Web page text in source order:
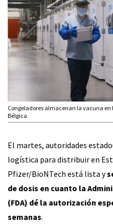
Congeladores almacenan la vacuna
Bélgica
El martes, autoridades
logística para distribuir en
Pfizer/BioNTech está lista y
de dosis en cuanto la
(FDA) dé la autorización
semanas.